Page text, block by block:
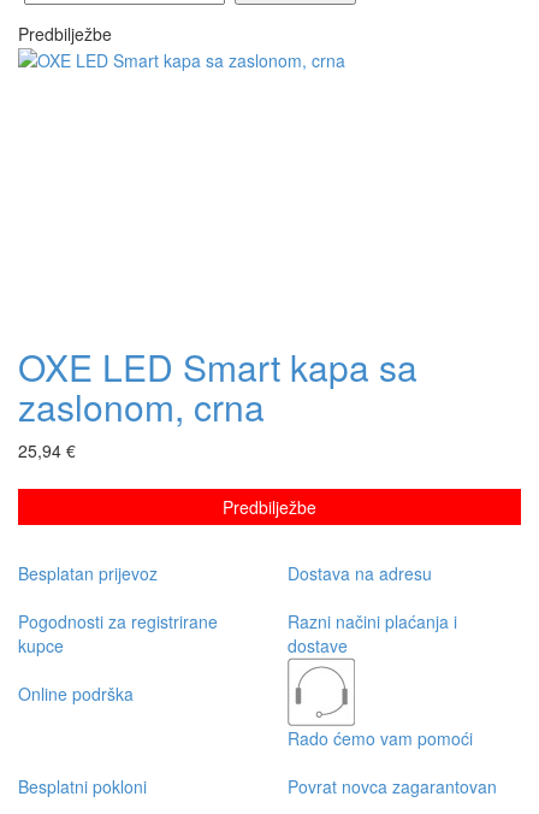
Predbilježbe
OXE LED Smart kapa sa
zaslonom, crna
25,94 €
Predbilježbe
Besplatan prijevoz
Dostava na adresu
Pogodnosti za registrirane
kupce
Razni načini plaćanja i
dostave
Online podrška
Rado ćemo vam pomoći
Besplatni pokloni
Povrat novca zagarantovan